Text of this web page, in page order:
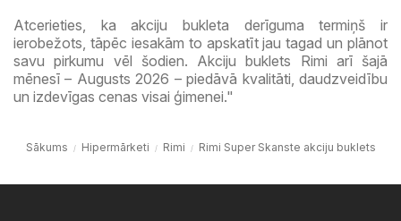
Atcerieties, ka akciju bukleta derīguma termiņš ir
ierobežots, tāpēc iesakām to apskatīt jau tagad un plānot
savu pirkumu vēl šodien. Akciju buklets Rimi arī šajā
mēnesī – Augusts 2026 – piedāvā kvalitāti, daudzveidību
un izdevīgas cenas visai ģimenei."
Sākums Hipermārketi Rimi Rimi Super Skanste akciju buklets